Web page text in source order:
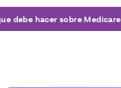
debe hacer sobre Medicare